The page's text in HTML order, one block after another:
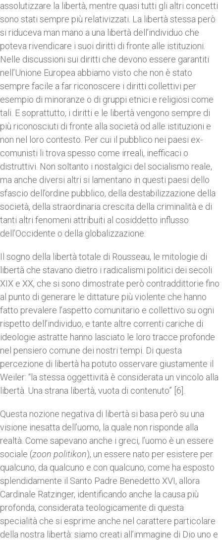
assolutizzare la libertà, mentre quasi tutti gli altri concetti
sono stati sempre più relativizzati. La libertà stessa però
si riduceva man mano a una libertà dell’individuo che
poteva rivendicare i suoi diritti di fronte alle istituzioni.
Nelle discussioni sui diritti che devono essere garantiti
nell’Unione Europea abbiamo visto che non è stato
sempre facile a far riconoscere i diritti collettivi per
esempio di minoranze o di gruppi etnici e religiosi come
tali. E soprattutto, i diritti e le libertà vengono sempre di
più riconosciuti di fronte alla società od alle istituzioni e
non nel loro contesto. Per cui il pubblico nei paesi ex-
comunisti li trova spesso come irreali, inefficaci o
distruttivi. Non soltanto i nostalgici del socialismo reale,
ma anche diversi altri si lamentano in questi paesi dello
sfascio dell’ordine pubblico, della destabilizzazione della
società, della straordinaria crescita della criminalità e di
tanti altri fenomeni attribuiti al cosiddetto influsso
dell’Occidente o della globalizzazione.
Il sogno della libertà totale di Rousseau, le mitologie di
libertà che stavano dietro i radicalismi politici dei secoli
XIX e XX, che si sono dimostrate però contraddittorie fino
al punto di generare le dittature più violente che hanno
fatto prevalere l’aspetto comunitario e collettivo su ogni
rispetto dell’individuo, e tante altre correnti cariche di
ideologie astratte hanno lasciato le loro tracce profonde
nel pensiero comune dei nostri tempi. Di questa
percezione di libertà ha potuto osservare giustamente il
Weiler: “la stessa oggettività è considerata un vincolo alla
libertà. Una strana libertà, vuota di contenuto” [6].
Questa nozione negativa di libertà si basa però su una
visione inesatta dell’uomo, la quale non risponde alla
realtà. Come sapevano anche i greci, l’uomo è un essere
sociale (zoon politikon), un essere nato per esistere per
qualcuno, da qualcuno e con qualcuno, come ha esposto
splendidamente il Santo Padre Benedetto XVI, allora
Cardinale Ratzinger, identificando anche la causa più
profonda, considerata teologicamente di questa
specialità che si esprime anche nel carattere particolare
della nostra libertà: siamo creati all’immagine di Dio uno e